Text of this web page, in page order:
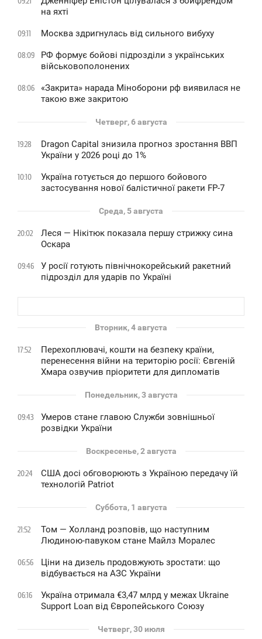
на яхті
09:11 Москва здригнулась від сильного вибуху
08:09
РФ формує бойові підрозділи з українських
військовополонених
08:06
«Закрита» нарада Міноборони рф виявилася не
такою вже закритою
Четверг, 6 августа
19:28
Dragon Capital знизила прогноз зростання ВВП
України у 2026 році до 1%
10:10
Україна готується до першого бойового
застосування нової балістичної ракети FP-7
Среда, 5 августа
20:02
Леся — Нікітюк показала першу стрижку сина
Оскара
09:46
У росії готують північнокорейський ракетний
підрозділ для ударів по Україні
Вторник, 4 августа
17:52
Перехоплювачі, кошти на безпеку країни,
перенесення війни на територію росії: Євгеній
Хмара озвучив пріоритети для дипломатів
Понедельник, 3 августа
09:43
Умеров стане главою Служби зовнішньої
розвідки України
Воскресенье, 2 августа
20:24
США досі обговорюють з Україною передачу їй
технологій Patriot
Суббота, 1 августа
21:52
Том — Холланд розповів, що наступним
Людиною-павуком стане Майлз Моралес
06:56
Ціни на дизель продовжують зростати: що
відбувається на АЗС України
06:16
Україна отримала €3,47 млрд у межах Ukraine
Support Loan від Європейського Союзу
Четверг, 30 июля